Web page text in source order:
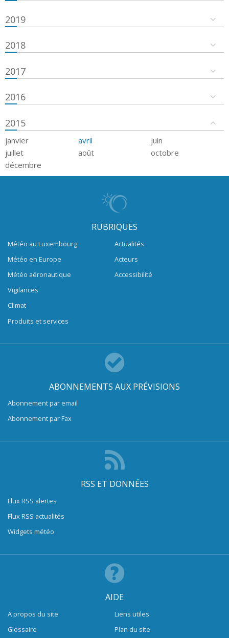
2019
2018
2017
2016
2015
janvier avril
juin
juillet
août
octobre
décembre
RUBRIQUES
Météo au Luxembourg
Météo en Europe
Météo aéronautique
Vigilances
Climat
Produits et services
Actualités
Acteurs
Accessibilité
ABONNEMENTS AUX PRÉVISIONS
Abonnement par email
Abonnement par Fax
RSS ET DONNÉES
Flux RSS alertes
Flux RSS actualités
Widgets météo
AIDE
A propos du site
Glossaire
Liens utiles
Plan du site